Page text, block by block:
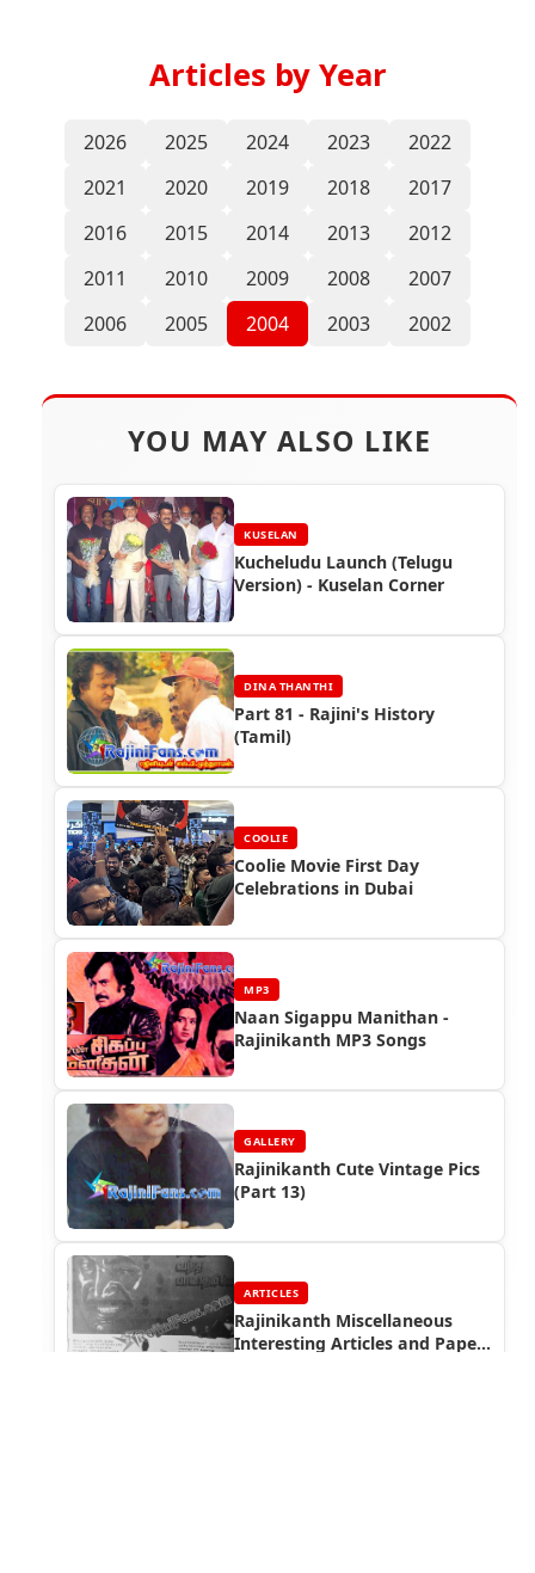
Articles by Year
2026 2025 2024 2023
2022
2021
2020 2019 2018
2017
2016
2015 2014 2013
2012
2011
2010 2009 2008
2007
2006
2005 2004 2003 2002
YOU MAY ALSO LIKE
KUSELAN
Kucheludu Launch (Telugu
Version) - Kuselan Corner
DINA THANTHI
Part 81 - Rajini's History
(Tamil)
COOLIE
Coolie Movie First Day
Celebrations in Dubai
MP3
Naan Sigappu Manithan -
Rajinikanth MP3 Songs
GALLERY
Rajinikanth Cute Vintage Pics
(Part 13)
ARTICLES
Rajinikanth Miscellaneous
Interesting Articles and Paper